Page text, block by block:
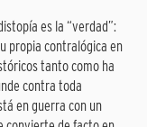
es la “verdad”:
propia contralógica en
tanto como ha
contra toda
en guerra con un